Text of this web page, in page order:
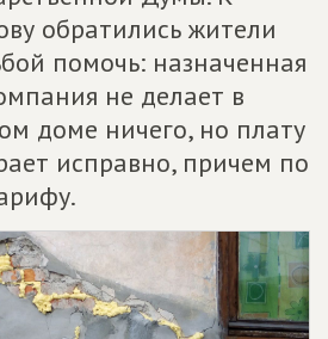
обратились жители
помочь: назначенная
не делает в
доме ничего, но плату
исправно, причем по